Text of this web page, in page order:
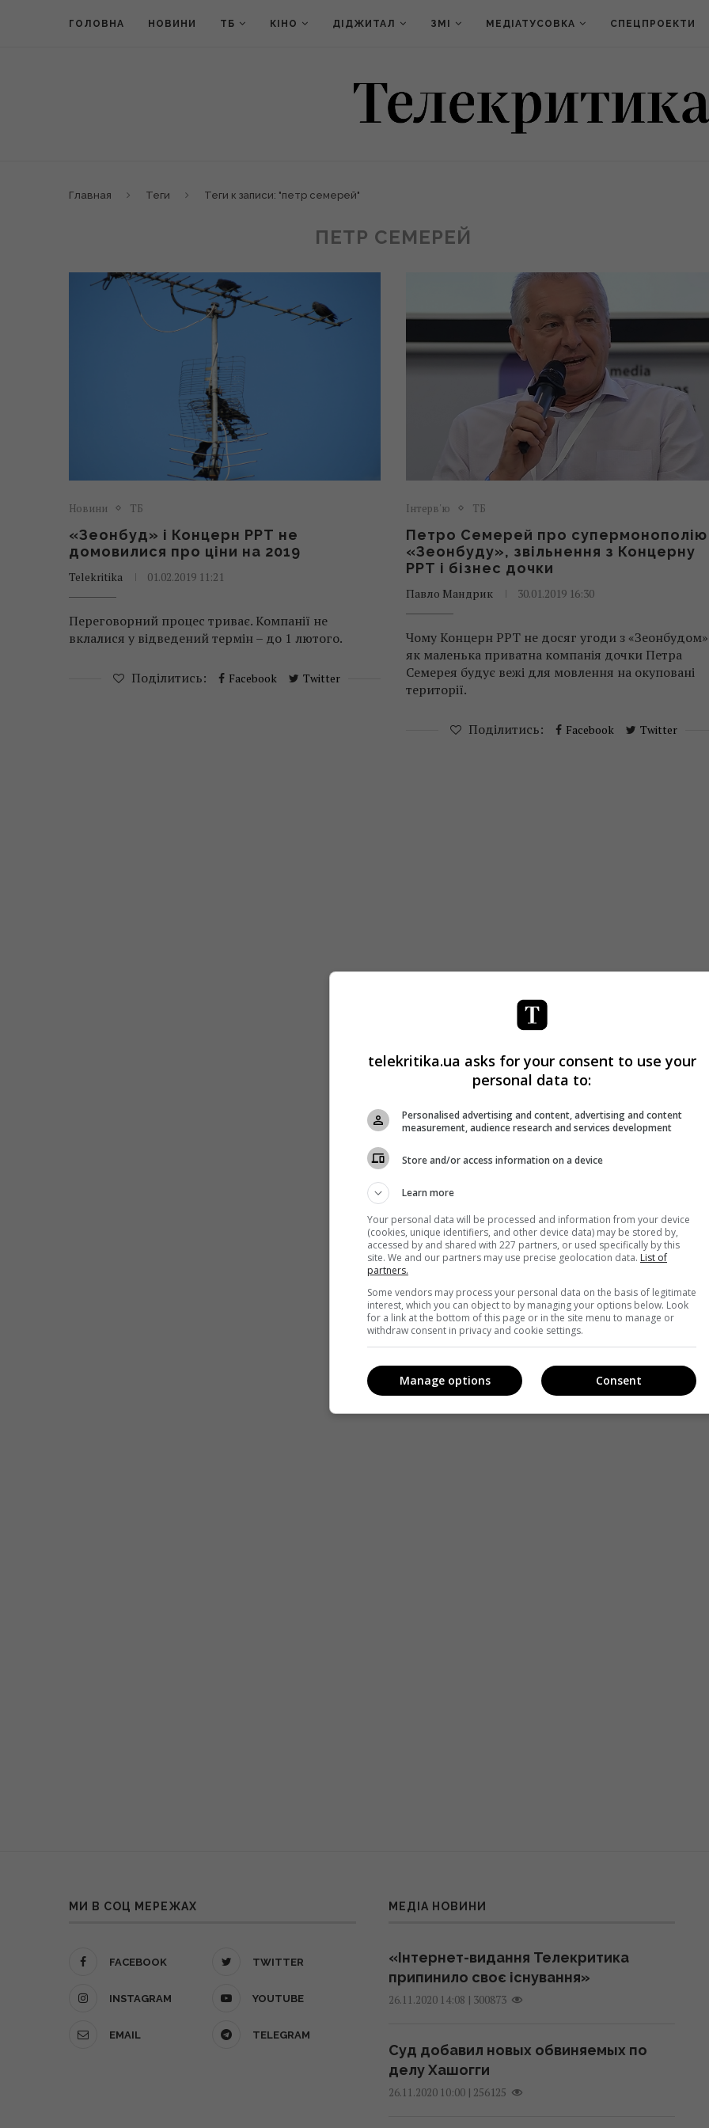
ГОЛОВНА НОВИНИ ТБ КІНО ДІДЖИТАЛ ЗМІ МЕДІАТУСОВКА СПЕЦПРОЕКТИ
Главная Теги Теги к записи: "петр семерей"
ПЕТР СЕМЕРЕЙ
Новини ТБ
«Зеонбуд» і Концерн РРТ не
домовилися про ціни на 2019
Telekritika 01.02.2019 11:21
Переговорний процес триває. Компанії не
вклалися у відведений термін – до 1 лютого.
Поділитись: Facebook Twitter
Інтерв'ю ТБ
Петро Семерей про супермонополію
«Зеонбуду», звільнення з Концерну
РРТ і бізнес дочки
Павло Мандрик 30.01.2019 16:30
Чому Концерн РРТ не досяг угоди з «Зеонбудом»
як маленька приватна компанія дочки Петра
Семерея будує вежі для мовлення на окуповані
території.
Поділитись: Facebook Twitter
МИ В СОЦ МЕРЕЖАХ
FACEBOOK TWITTER
INSTAGRAM YOUTUBE
EMAIL TELEGRAM
МЕДІА НОВИНИ
«Інтернет-видання Телекритика
припинило своє існування»
26.11.2020 14:08 | 300873
Суд добавил новых обвиняемых по
делу Хашогги
26.11.2020 10:00| 256125
telekritika.ua asks for your consent to use your
personal data to:
Personalised advertising and content, advertising and content
measurement, audience research and services development
Store and/or access information on a device
Learn more
Your personal data will be processed and information from your device
(cookies, unique identifiers, and other device data) may be stored by,
accessed by and shared with 227 partners, or used specifically by this
site. We and our partners may use precise geolocation data. List of
partners.
Some vendors may process your personal data on the basis of legitimate
interest, which you can object to by managing your options below. Look
for a link at the bottom of this page or in the site menu to manage or
withdraw consent in privacy and cookie settings.
Consent
Manage options